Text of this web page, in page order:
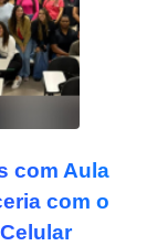
com Aula
com o